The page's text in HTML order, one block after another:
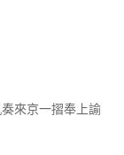
來京一摺奉上諭